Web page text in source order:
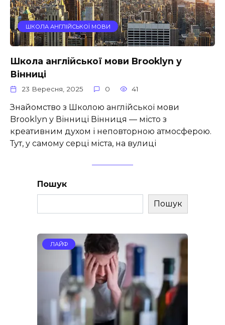
ШКОЛА АНГЛІЙСЬКОЇ МОВИ
Школа англійської мови Brooklyn у
Вінниці
23 Вересня, 2025 0 41
Знайомство з Школою англійської мови
Brooklyn у Вінниці Вінниця — місто з
креативним духом і неповторною атмосферою.
Тут, у самому серці міста, на вулиці
Пошук
Пошук
ЛАЙФ